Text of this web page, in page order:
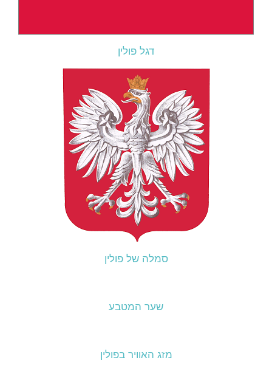
דגל פולין
סמלה של פולין
שער המטבע
מזג האוויר בפולין